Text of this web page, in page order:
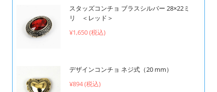
スタッズコンチョ ブラスシルバー 28×22ミ
リ ＜レッド＞
¥1,650 (税込)
デザインコンチョ ネジ式（20 mm）
¥894 (税込)